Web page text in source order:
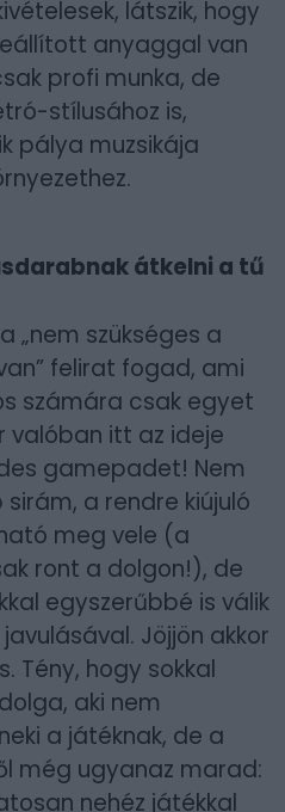
látszik, hogy
anyaggal van
profi munka, de
stílusához is,
pálya muzsikája
átkelni a tű
„nem szükséges a
felirat fogad, ami
számára csak egyet
valóban itt az ideje
gamepadet! Nem
a rendre kiújuló
meg vele (a
ront a dolgon!), de
egyszerűbbé is válik
Jöjjön akkor
Tény, hogy sokkal
aki nem
a játéknak, de a
még ugyanaz marad:
nehéz játékkal